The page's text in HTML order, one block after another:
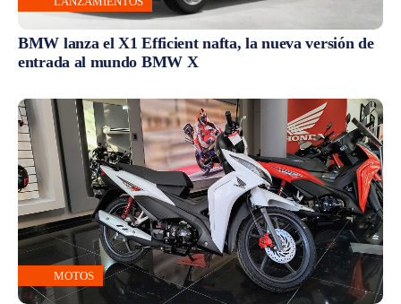
BMW lanza el X1 Efficient nafta, la nueva versión de
entrada al mundo BMW X
MOTOS